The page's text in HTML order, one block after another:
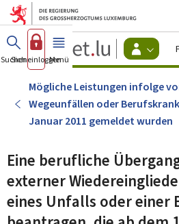
ZumZum Inhalt
Guichet.lu
-
Menu
bürger
actif
Suchen
Sich einloggen
Menü Haupt-
Mögliche Leistungen infolge
Wegeunfällen oder
Januar 2011 gemeldet wurden
Eine berufliche
externer
eines Unfalls oder einer